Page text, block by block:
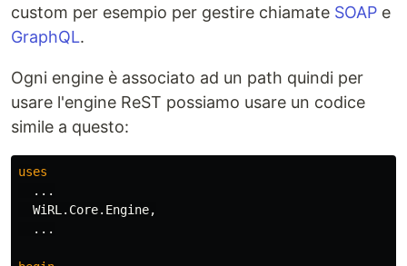
custom per esempio per gestire chiamate SOAP e
GraphQL.
Ogni engine è associato ad un path quindi per
usare l'engine ReST possiamo usare un codice
simile a questo:
uses
...
WiRL . Core. Engine,
...